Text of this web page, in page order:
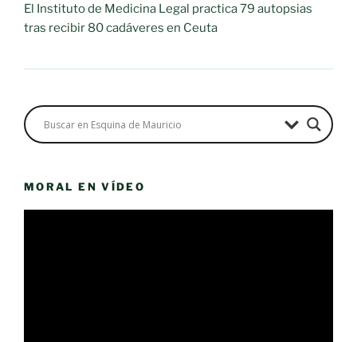
El Instituto de Medicina Legal practica 79 autopsias
tras recibir 80 cadáveres en Ceuta
MORAL EN VÍDEO